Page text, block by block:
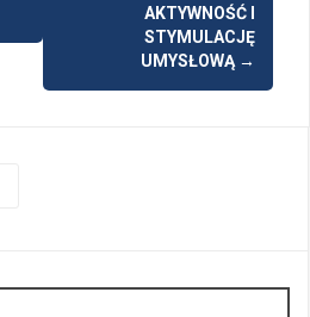
AKTYWNOŚĆ I
STYMULACJĘ
UMYSŁOWĄ →